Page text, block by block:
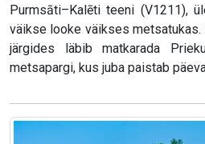
Purmsāti–Kalēti teeni (V1211),
väikse looke väikses metsatukas.
järgides läbib matkarada
metsapargi, kus juba paistab